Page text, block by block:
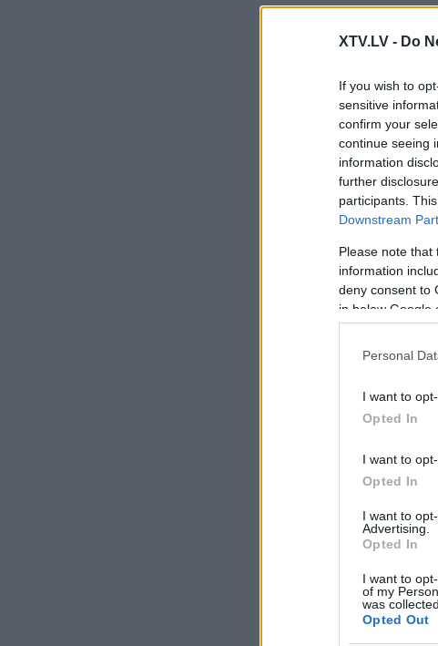
XTV.LV - Do
If you wish to
sensitive
confirm your
continue seeing
information
further
participants.
Downstream
Please note
information
deny consent to
in below Google
Personal
I want to
Opted In
I want to
Opted In
I want to
Advertising.
Opted In
I want to
of my
was collected.
Opted Out